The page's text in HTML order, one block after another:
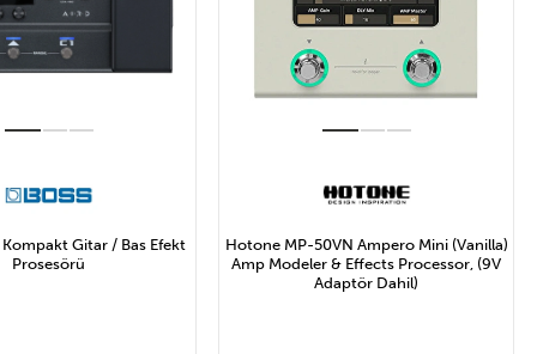
Kompakt Gitar / Bas Efekt
Prosesörü
Hotone MP-50VN Ampero Mini (Vanilla)
Amp Modeler & Effects Processor, (9V
Adaptör Dahil)